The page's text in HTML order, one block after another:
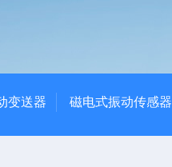
变送器 磁电式振动传感器